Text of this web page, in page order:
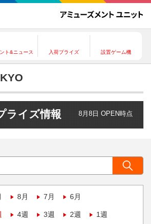
ト&ニュース 入荷プライズ 設置ゲーム機
ライズ情報 8月8日 OPEN時点
8月 7月 6月
4週 3週 2週 1週